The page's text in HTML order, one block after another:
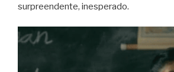
surpreendente, inesperado.